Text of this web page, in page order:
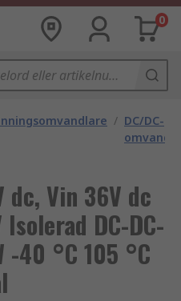
0
/ DC/DC-
dc, Vin 36V dc
DC-DC-
-40 °C 105 °C